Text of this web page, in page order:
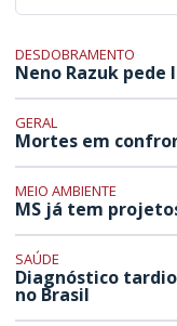
DESDOBRAMENTO
Neno Razuk pede
GERAL
Mortes em
MEIO AMBIENTE
MS já tem
SAÚDE
Diagnóstico
no Brasil